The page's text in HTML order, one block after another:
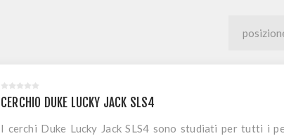
CERCHIO DUKE LUCKY JACK SLS4
I cerchi Duke Lucky Jack SLS4 sono studiati per tutti i